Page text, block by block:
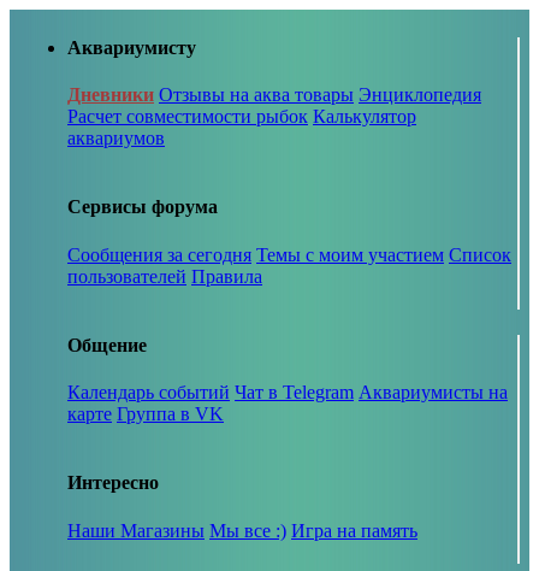
Аквариумисту
Дневники Отзывы на аква товары Энциклопедия
Расчет совместимости рыбок Калькулятор
аквариумов
Сервисы форума
Сообщения за сегодня Темы с моим участием Список
пользователей Правила
Общение
Календарь событий Чат в Telegram Аквариумисты на
карте Группа в VK
Интересно
Наши Магазины Мы все :) Игра на память